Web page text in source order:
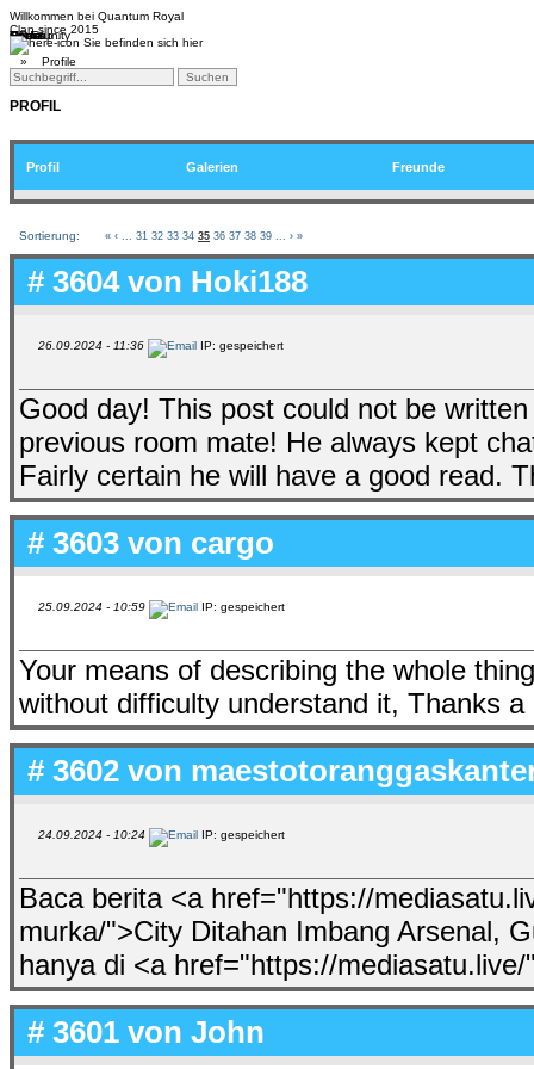
Willkommen bei Quantum Royal
Clan since 2015
Home
Teams
Community
Media
Social
QR-Cup
Sie befinden sich hier
» Profile
PROFIL
Profil Galerien Freunde
Sortierung: « ‹ 31 32 33 34 35 36 37 38 39 › »
# 3604 von Hoki188
26.09.2024 - 11:36 IP: gespeichert
Good day! This post could not be
previous room mate! He always kept
Fairly certain he will have a good read.
# 3603 von cargo
25.09.2024 - 10:59 IP: gespeichert
Your means of describing the whole
without difficulty understand it, Thanks
# 3602 von
24.09.2024 - 10:24 IP: gespeichert
Baca berita <a href="https://
murka/">City Ditahan Imbang Arsenal,
hanya di <a href="https://
# 3601 von John